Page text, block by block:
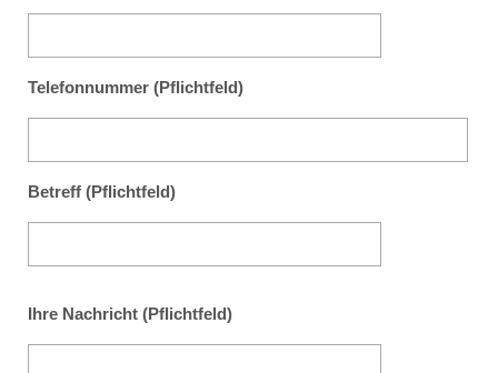
Telefonnummer (Pflichtfeld)
Betreff (Pflichtfeld)
Ihre Nachricht (Pflichtfeld)